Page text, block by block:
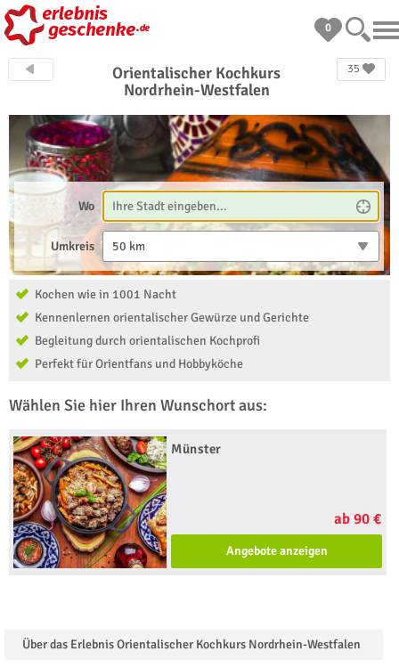
0
35
Orientalischer Kochkurs
Nordrhein-Westfalen
Wo
Umkreis 50 km
Kochen wie in 1001 Nacht
Kennenlernen orientalischer Gewürze und Gerichte
Begleitung durch orientalischen Kochprofi
Perfekt für Orientfans und Hobbyköche
Wählen Sie hier Ihren Wunschort aus:
Münster
ab 90 €
Angebote anzeigen
Über das Erlebnis Orientalischer Kochkurs Nordrhein-Westfalen